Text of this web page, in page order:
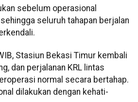
sebelum operasional
seluruh tahapan berjalan
Stasiun Bekasi Timur kembali
dan perjalanan KRL lintas
normal secara bertahap.
dilakukan dengan kehati-